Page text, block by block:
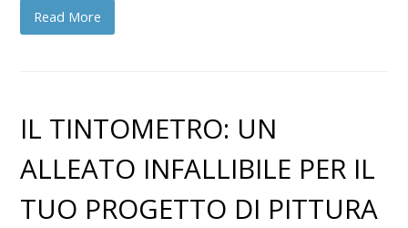
Read More
IL TINTOMETRO: UN
ALLEATO INFALLIBILE PER IL
TUO PROGETTO DI PITTURA